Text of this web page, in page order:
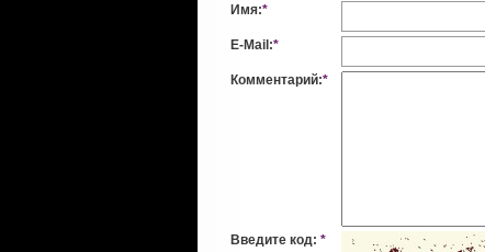
Имя:*
E-Mail:*
Комментарий:*
Введите код: *